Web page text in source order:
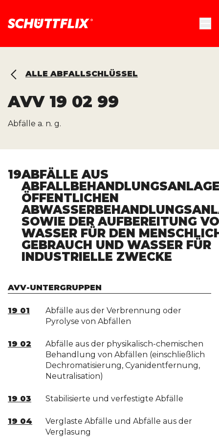
ALLE ABFALLSCHLÜSSEL
AVV 19 02 99
Abfälle a. n. g.
19ABFÄLLE AUS
ÖFFENTLICHEN
SOWIE DER AUFBEREITUNG
WASSER FÜR DEN
GEBRAUCH UND WASSER FÜR
INDUSTRIELLE ZWECKE
AVV-UNTERGRUPPEN
19 01
Abfälle aus der Verbrennung oder
Pyrolyse von Abfällen
19 02
Abfälle aus der physikalisch-chemischen
Behandlung von Abfällen (einschließlich
Dechromatisierung, Cyanidentfernung,
Neutralisation)
19 03 Stabilisierte und verfestigte Abfälle
19 04
Verglaste Abfälle und Abfälle aus der
Verglasung